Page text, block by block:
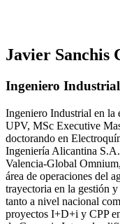
Javier Sanchis
Ingeniero Industrial
Ingeniero Industrial en la
UPV, MSc Executive
doctorando en
Ingeniería Alicantina
Valencia-Global
área de operaciones del
trayectoria en la gestión
tanto a nivel nacional
proyectos I+D+i y CPP